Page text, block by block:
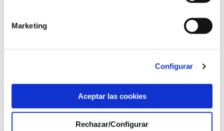
Marketing
Configurar
Aceptar las cookies
Rechazar/Configurar